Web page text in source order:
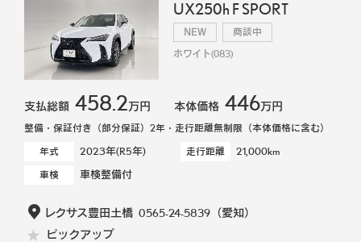
UX250h F SPORT
NEW 商談中
ホワイト(083)
支払総額 458.2万円 本体価格 446万円
整備・保証付き（部分保証）2年・走行距離無制限（本体価格に含む）
年式
2023年(R5年) 走行距離 21,000km
車検 車検整備付
レクサス豊田土橋 0565-24-5839（愛知）
ピックアップ